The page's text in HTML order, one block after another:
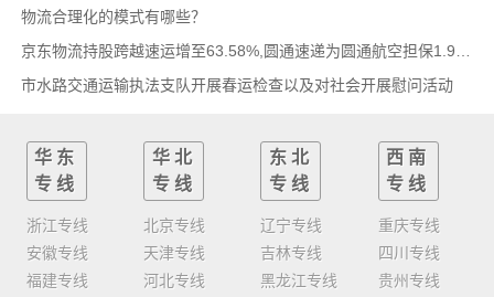
物流合理化的模式有哪些？
市水路交通运输执法支队开展春运检查以及对社会开展慰问活动
华东
专线
浙江专线
安徽专线
福建专线
华北
专线
北京专线
天津专线
河北专线
东北
专线
辽宁专线
吉林专线
黑龙江专线
西南
专线
重庆专线
四川专线
贵州专线